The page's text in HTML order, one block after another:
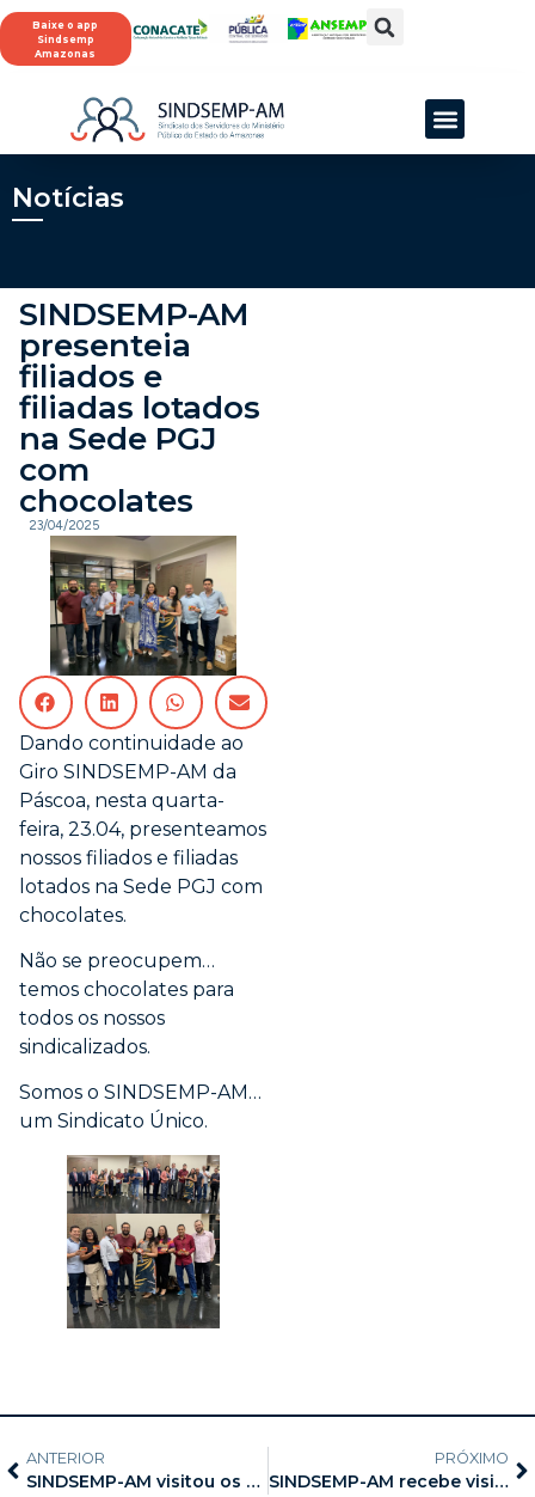
Baixe o app
Sindsemp
Amazonas
Notícias
SINDSEMP-AM
presenteia
filiados e
filiadas lotados
na Sede PGJ
com
chocolates
23/04/2025
Dando continuidade ao
Giro SINDSEMP-AM da
Páscoa, nesta quarta-
feira, 23.04, presenteamos
nossos filiados e filiadas
lotados na Sede PGJ com
chocolates.
Não se preocupem…
temos chocolates para
todos os nossos
sindicalizados.
Somos o SINDSEMP-AM…
um Sindicato Único.
ANTERIOR
SINDSEMP-AM visitou os filiados e filiadas lotados nas Unidades Descentralizadas da Paraíba, da Belo Horizonte e do Aleixo
PRÓXIMO
SINDSEMP-AM recebe visita da Procuradora de Justiça aposentada, a Exma. Sra. Dra. Maria José Silva de Aquino